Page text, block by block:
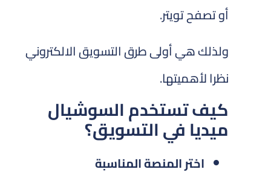
أو تصفح تويتر.
ولذلك هي أولى طرق التسويق الالكتروني
نظرا لأهميتها.
كيف تستخدم السوشيال
ميديا في التسويق؟
اختر المنصة المناسبة